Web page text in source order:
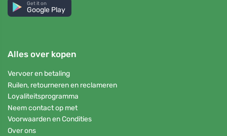
Get it on
Google Play
Alles over kopen
Vervoer en betaling
Ruilen, retourneren en reclameren
Loyaliteitsprogramma
Neem contact op met
Voorwaarden en Condities
Over ons